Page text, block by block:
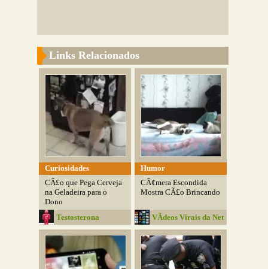
Links Relacionados
Curiosidades
CÃ£o que Pega Cerveja
na Geladeira para o
Dono
Testosterona
Humor
CÃ¢mera Escondida
Mostra CÃ£o Brincando
VÃ­deos Virais da Net